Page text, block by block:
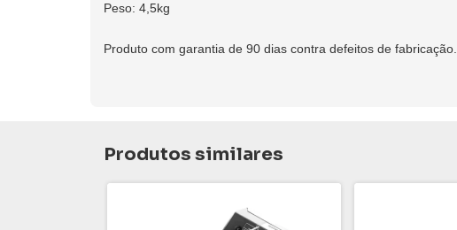
Peso: 4,5kg
Produto com garantia de 90 dias contra defeitos de fabricação.
Produtos similares